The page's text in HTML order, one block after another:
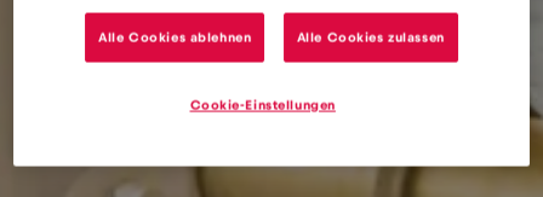
Alle Cookies ablehnen Alle Cookies zulassen
Cookie-Einstellungen